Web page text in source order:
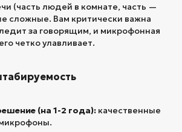
(часть людей в комнате, часть —
сложные. Вам критически важна
за говорящим, и микрофонная
четко улавливает.
(на 1-2 года): качественные